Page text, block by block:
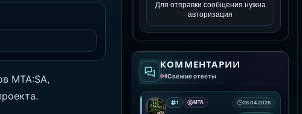
MTA:SA,
Для отправки сообщения нужна
авторизация
КОММЕНТАРИИ
Свежие ответы
1 MTA 26.04.2026